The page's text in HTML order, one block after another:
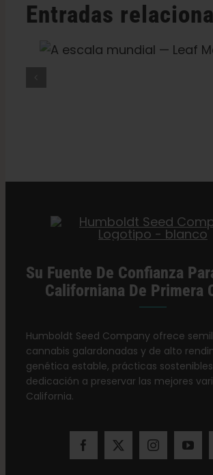
Entradas
Su Fuente De Confianza
Californiana De Primera
Humboldt Seed Company ofrece
cannabis galardonadas y de alto
genética estable, prácticas
dedicación a preservar las mejores
California.